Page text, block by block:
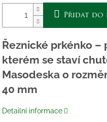
Přidat do
Řeznické prkénko –
kterém se staví
Masodeska o
40 mm
Detailní informace